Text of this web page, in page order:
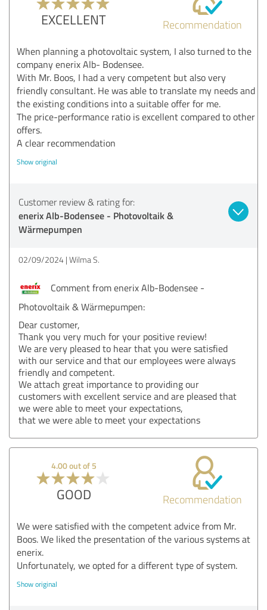
EXCELLENT Recommendation
When planning a photovoltaic system, I also turned to the
company enerix Alb- Bodensee.
With Mr. Boos, I had a very competent but also very
friendly consultant. He was able to translate my needs and
the existing conditions into a suitable offer for me.
The price-performance ratio is excellent compared to other
offers.
A clear recommendation
Show original
Customer review & rating for:
enerix Alb-Bodensee - Photovoltaik &
Wärmepumpen
02/09/2024 Wilma S.
Comment from enerix Alb-Bodensee -
Photovoltaik & Wärmepumpen:
Dear customer,
Thank you very much for your positive review!
We are very pleased to hear that you were satisfied
with our service and that our employees were always
friendly and competent.
We attach great importance to providing our
customers with excellent service and are pleased that
we were able to meet your expectations,
that we were able to meet your expectations
4.00 out of 5
GOOD Recommendation
We were satisfied with the competent advice from Mr.
Boos. We liked the presentation of the various systems at
enerix.
Unfortunately, we opted for a different type of system.
Show original